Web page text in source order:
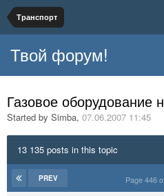
Транспорт
Твой форум!
Газовое оборудование
Started by Simba, 07.06.2007 11:45
13 135 posts in this topic
PREV Page 446